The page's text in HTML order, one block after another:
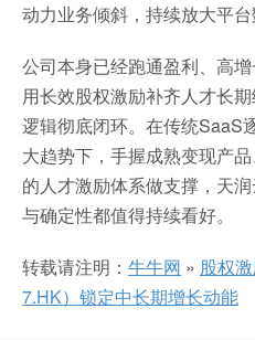
动力业务倾斜，持续放大平台
公司本身已经跑通盈利、高
用长效股权激励补齐人才长
逻辑彻底闭环。在传统SaaS
大趋势下，手握成熟变现产
的人才激励体系做支撑，天
与确定性都值得持续看好。
转载请注明： 牛牛网 » 股权
7.HK）锁定中长期增长动能